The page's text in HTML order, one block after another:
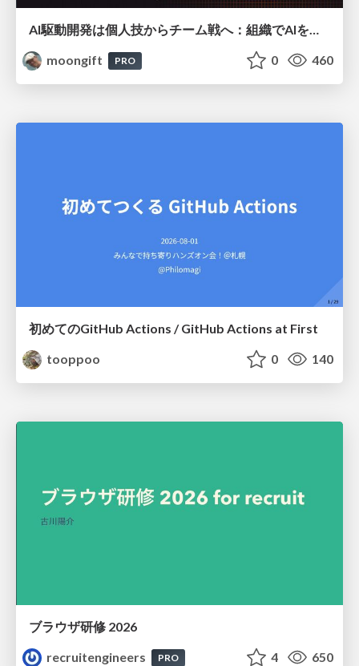
AI駆動開発は個人技からチーム戦へ：組織でAIを使いこなすための実践設計
moongift
PRO 0 460
初めてのGitHub Actions / GitHub Actions at First
tooppoo
0 140
ブラウザ研修 2026
recruitengineers
PRO 4 650